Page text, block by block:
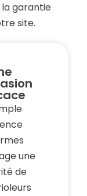
garantie
site.
une
de